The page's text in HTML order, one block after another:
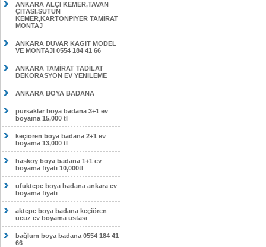
ANKARA ALÇI KEMER,TAVAN
ÇITASI,SÜTUN
KEMER,KARTONPİYER TAMİRAT
MONTAJ
ANKARA DUVAR KAGIT MODEL
VE MONTAJI 0554 184 41 66
ANKARA TAMİRAT TADİLAT
DEKORASYON EV YENİLEME
ANKARA BOYA BADANA
pursaklar boya badana 3+1 ev
boyama 15,000 tl
keçiören boya badana 2+1 ev
boyama 13,000 tl
hasköy boya badana 1+1 ev
boyama fiyatı 10,000tl
ufuktepe boya badana ankara ev
boyama fiyatı
aktepe boya badana keçiören
ucuz ev boyama ustası
bağlum boya badana 0554 184 41
66